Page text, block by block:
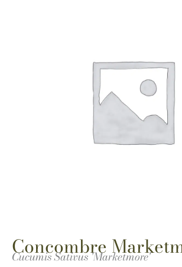
Concombre
Cucumis Sativus 'Marketmore'